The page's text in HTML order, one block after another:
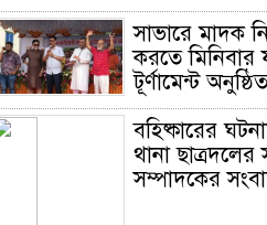
সাভারে মাদক
করতে
টূর্ণামেন্ট
বহিষ্কারের
থানা ছাত্রদলের
সম্পাদকের